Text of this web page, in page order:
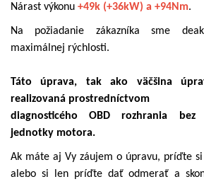
Nárast výkonu +49k (+36kW) a +94Nm.
Na požiadanie zákazníka sme
maximálnej rýchlosti.
Táto úprava, tak ako väčšina
realizovaná prostredníctvom
diagnosticého OBD rozhrania bez
jednotky motora.
Ak máte aj Vy záujem o úpravu, príďte
alebo si len príďte dať odmerať a